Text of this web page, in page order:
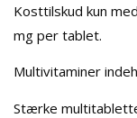
Kosttilskud kun
mg per tablet.
Multivitaminer
Stærke